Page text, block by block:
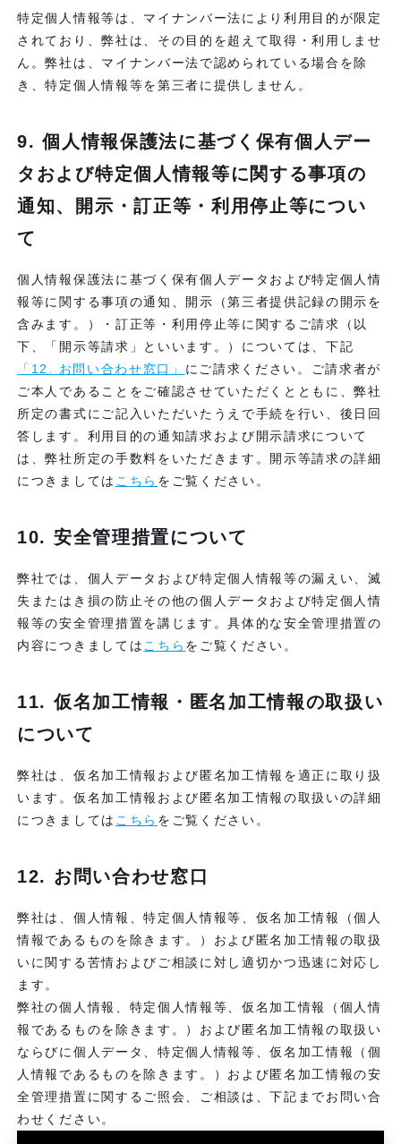
特定個人情報等は、マイナンバー法により利用目的が限定
されており、弊社は、その目的を超えて取得・利用しませ
ん。弊社は、マイナンバー法で認められている場合を除
き、特定個人情報等を第三者に提供しません。
9. 個人情報保護法に基づく保有個人デー
タおよび特定個人情報等に関する事項の
通知、開示・訂正等・利用停止等につい
て
個人情報保護法に基づく保有個人データおよび特定個人情
報等に関する事項の通知、開示（第三者提供記録の開示を
含みます。）・訂正等・利用停止等に関するご請求（以
下、「開示等請求」といいます。）については、下記
「12. お問い合わせ窓口」 にご請求ください。ご請求者が
ご本人であることをご確認させていただくとともに、弊社
所定の書式にご記入いただいたうえで手続を行い、後日回
答します。利用目的の通知請求および開示請求について
は、弊社所定の手数料をいただきます。開示等請求の詳細
につきましては こちら をご覧ください。
10. 安全管理措置について
弊社では、個人データおよび特定個人情報等の漏えい、滅
失またはき損の防止その他の個人データおよび特定個人情
報等の安全管理措置を講じます。具体的な安全管理措置の
内容につきましては こちら をご覧ください。
11. 仮名加工情報・匿名加工情報の取扱い
について
弊社は、仮名加工情報および匿名加工情報を適正に取り扱
います。仮名加工情報および匿名加工情報の取扱いの詳細
につきましては こちら をご覧ください。
12. お問い合わせ窓口
弊社は、個人情報、特定個人情報等、仮名加工情報（個人
情報であるものを除きます。）および匿名加工情報の取扱
いに関する苦情およびご相談に対し適切かつ迅速に対応し
ます。
弊社の個人情報、特定個人情報等、仮名加工情報（個人情
報であるものを除きます。）および匿名加工情報の取扱い
ならびに個人データ、特定個人情報等、仮名加工情報（個
人情報であるものを除きます。）および匿名加工情報の安
全管理措置に関するご照会、ご相談は、下記までお問い合
わせください。